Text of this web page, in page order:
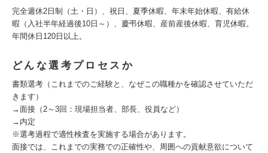
完全週休2日制（土・日）、祝日、夏季休暇、年末年始休暇、有給休
暇（入社半年経過後10日～）、慶弔休暇、産前産後休暇、育児休暇。
年間休日120日以上。
どんな選考プロセスか
書類選考（これまでのご経験と、なぜこの職種かを確認させていただ
きます）
→面接（2～3回：現場担当者、部長、役員など）
→内定
※選考過程で適性検査を実施する場合があります。
面接では、これまでの実務での正確性や、周囲への貢献意欲について